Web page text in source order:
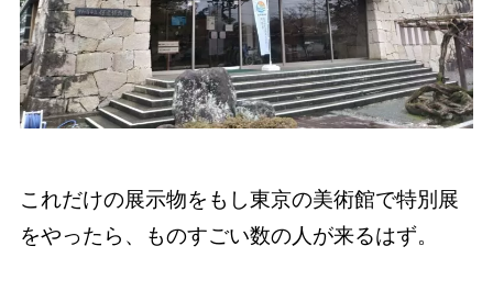
これだけの展示物をもし東京の美術館で特別展
をやったら、ものすごい数の人が来るはず。